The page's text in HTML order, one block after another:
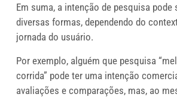
Em suma, a intenção de pesquisa pode
diversas formas, dependendo do
jornada do usuário.
Por exemplo, alguém que pesquisa
corrida” pode ter uma intenção
avaliações e comparações, mas, ao